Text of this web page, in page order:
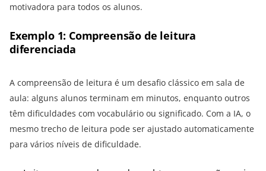
motivadora para todos os alunos.
Exemplo 1: Compreensão de leitura
diferenciada
A compreensão de leitura é um desafio clássico em sala de
aula: alguns alunos terminam em minutos, enquanto outros
têm dificuldades com vocabulário ou significado. Com a IA, o
mesmo trecho de leitura pode ser ajustado automaticamente
para vários níveis de dificuldade.